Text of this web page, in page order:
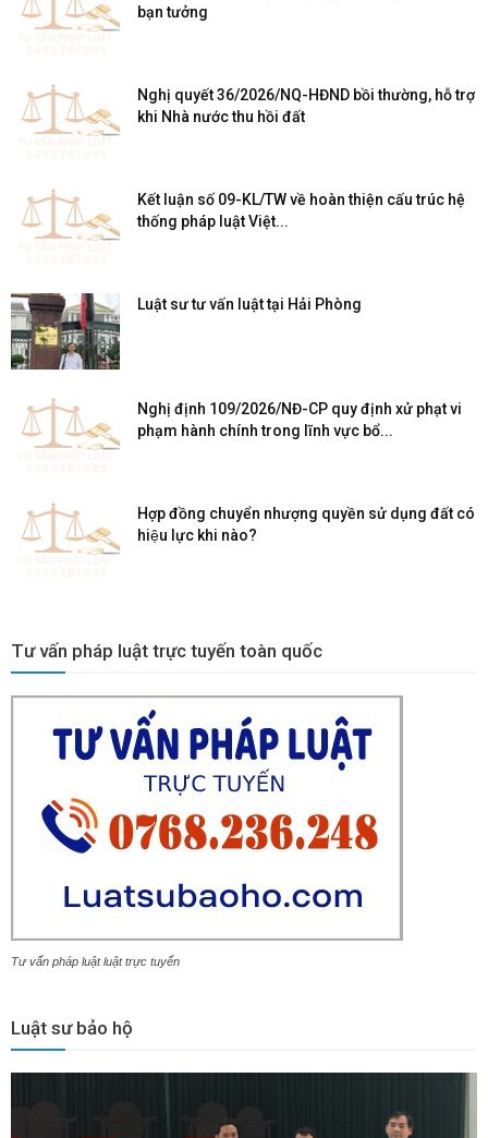
bạn tưởng
Nghị quyết 36/2026/NQ-HĐND bồi thường, hỗ trợ
khi Nhà nước thu hồi đất
Kết luận số 09-KL/TW về hoàn thiện cấu trúc hệ
thống pháp luật Việt...
Luật sư tư vấn luật tại Hải Phòng
Nghị định 109/2026/NĐ-CP quy định xử phạt vi
phạm hành chính trong lĩnh vực bổ...
Hợp đồng chuyển nhượng quyền sử dụng đất có
hiệu lực khi nào?
Tư vấn pháp luật trực tuyến toàn quốc
Tư vấn pháp luật luật trực tuyến
Luật sư bảo hộ